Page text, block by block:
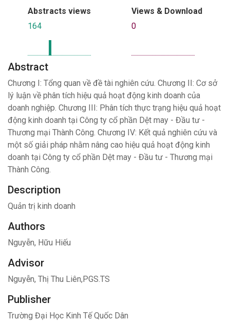
Abstracts views
164
Views & Download
0
Abstract
Chương I: Tổng quan về đề tài nghiên cứu. Chương II: Cơ sở
lý luận về phân tích hiệu quả hoạt động kinh doanh của
doanh nghiệp. Chương III: Phân tích thực trạng hiệu quả hoạt
động kinh doanh tại Công ty cổ phần Dệt may - Đầu tư -
Thương mại Thành Công. Chương IV: Kết quả nghiên cứu và
một số giải pháp nhằm nâng cao hiệu quả hoạt động kinh
doanh tại Công ty cổ phần Dệt may - Đầu tư - Thương mại
Thành Công.
Description
Quản trị kinh doanh
Authors
Nguyễn, Hữu Hiếu
Advisor
Nguyễn, Thị Thu Liên,PGS.TS
Publisher
Trường Đại Học Kinh Tế Quốc Dân